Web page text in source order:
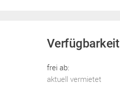
Verfügbarkeit
frei ab:
aktuell vermietet